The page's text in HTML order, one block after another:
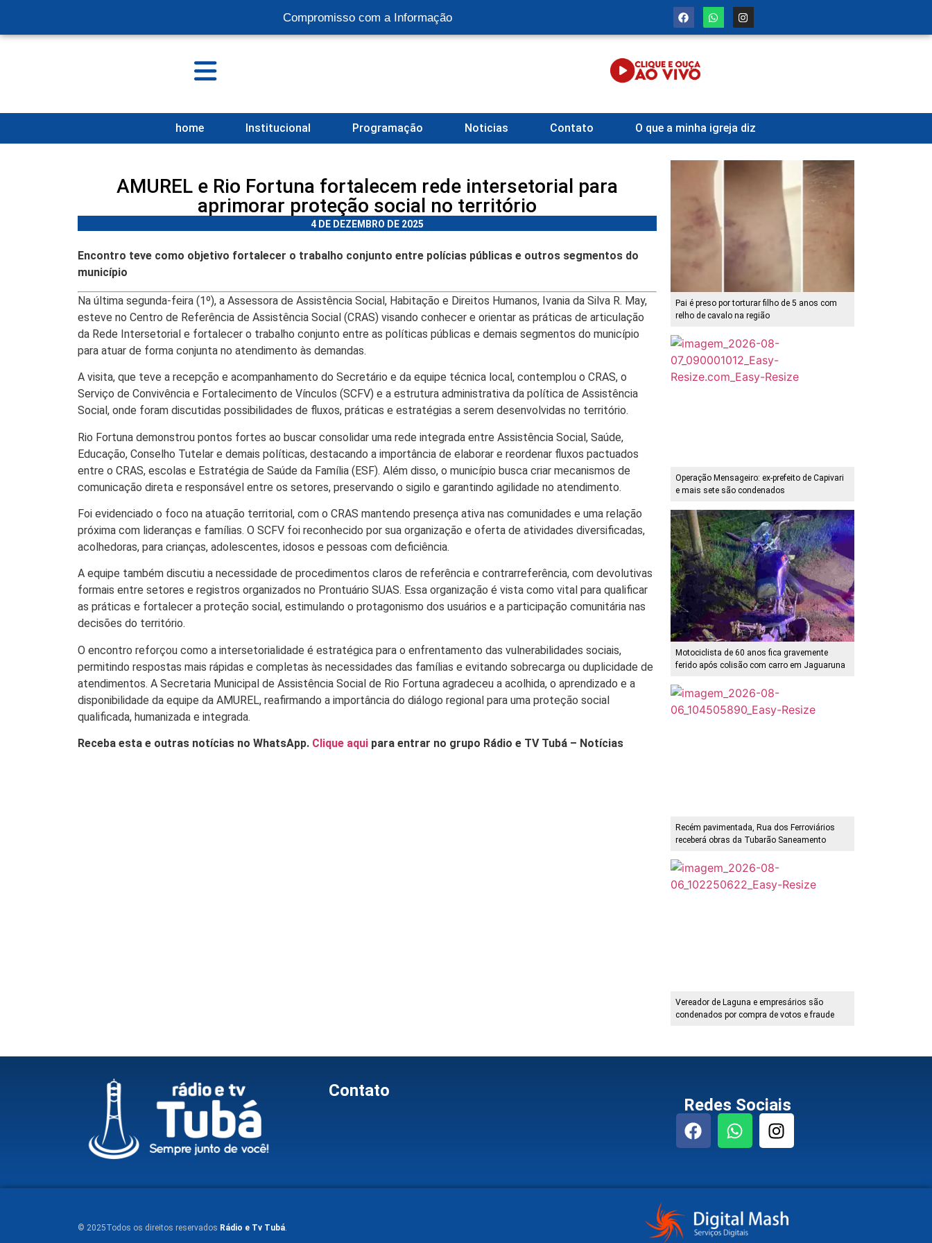
Compromisso com a Informação
home Institucional Programação Noticias Contato O que a minha igreja diz
AMUREL e Rio Fortuna fortalecem rede intersetorial para
aprimorar proteção social no território
4 DE DEZEMBRO DE 2025
Encontro teve como objetivo fortalecer o trabalho conjunto entre polícias públicas e outros segmentos do
município
Na última segunda-feira (1º), a Assessora de Assistência Social, Habitação e Direitos Humanos, Ivania da Silva R. May,
esteve no Centro de Referência de Assistência Social (CRAS) visando conhecer e orientar as práticas de articulação
da Rede Intersetorial e fortalecer o trabalho conjunto entre as políticas públicas e demais segmentos do município
para atuar de forma conjunta no atendimento às demandas.
A visita, que teve a recepção e acompanhamento do Secretário e da equipe técnica local, contemplou o CRAS, o
Serviço de Convivência e Fortalecimento de Vínculos (SCFV) e a estrutura administrativa da política de Assistência
Social, onde foram discutidas possibilidades de fluxos, práticas e estratégias a serem desenvolvidas no território.
Rio Fortuna demonstrou pontos fortes ao buscar consolidar uma rede integrada entre Assistência Social, Saúde,
Educação, Conselho Tutelar e demais políticas, destacando a importância de elaborar e reordenar fluxos pactuados
entre o CRAS, escolas e Estratégia de Saúde da Família (ESF). Além disso, o município busca criar mecanismos de
comunicação direta e responsável entre os setores, preservando o sigilo e garantindo agilidade no atendimento.
Foi evidenciado o foco na atuação territorial, com o CRAS mantendo presença ativa nas comunidades e uma relação
próxima com lideranças e famílias. O SCFV foi reconhecido por sua organização e oferta de atividades diversificadas,
acolhedoras, para crianças, adolescentes, idosos e pessoas com deficiência.
A equipe também discutiu a necessidade de procedimentos claros de referência e contrarreferência, com devolutivas
formais entre setores e registros organizados no Prontuário SUAS. Essa organização é vista como vital para qualificar
as práticas e fortalecer a proteção social, estimulando o protagonismo dos usuários e a participação comunitária nas
decisões do território.
O encontro reforçou como a intersetorialidade é estratégica para o enfrentamento das vulnerabilidades sociais,
permitindo respostas mais rápidas e completas às necessidades das famílias e evitando sobrecarga ou duplicidade de
atendimentos. A Secretaria Municipal de Assistência Social de Rio Fortuna agradeceu a acolhida, o aprendizado e a
disponibilidade da equipe da AMUREL, reafirmando a importância do diálogo regional para uma proteção social
qualificada, humanizada e integrada.
Receba esta e outras notícias no WhatsApp. Clique aqui para entrar no grupo Rádio e TV Tubá – Notícias
Pai é preso por torturar filho de 5 anos com
relho de cavalo na região
Operação Mensageiro: ex-prefeito de Capivari
e mais sete são condenados
Motociclista de 60 anos fica gravemente
ferido após colisão com carro em Jaguaruna
Recém pavimentada, Rua dos Ferroviários
receberá obras da Tubarão Saneamento
Vereador de Laguna e empresários são
condenados por compra de votos e fraude
Contato
Redes Sociais
© 2025Todos os direitos reservados Rádio e Tv Tubá